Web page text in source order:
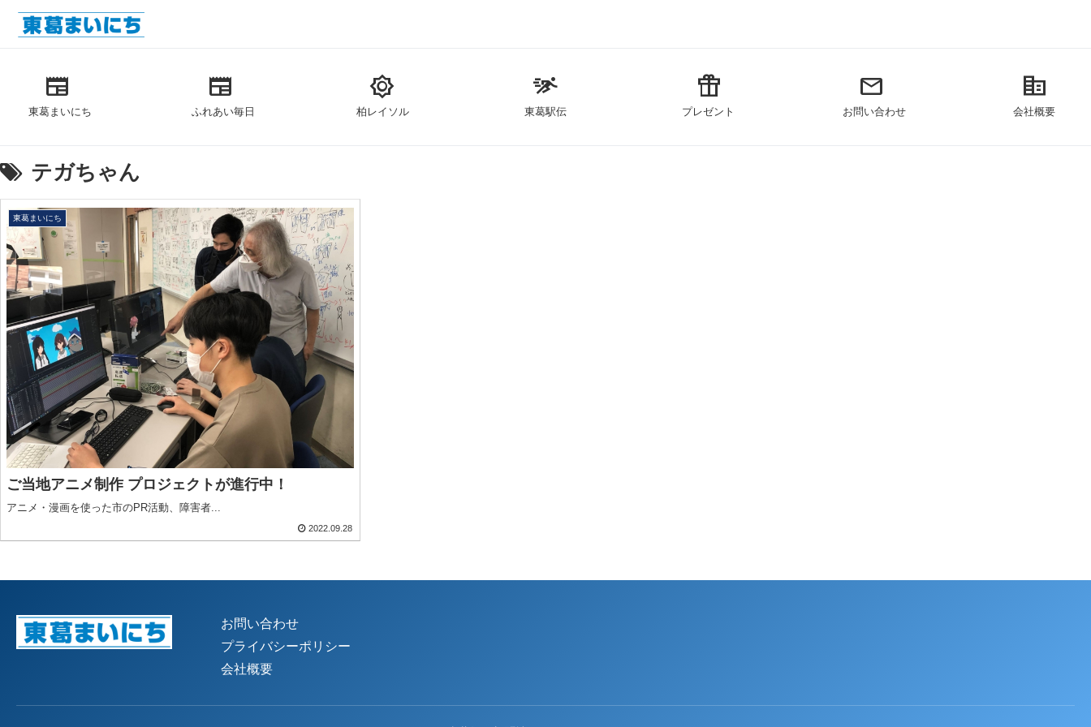
newspaper
東葛まいにち
newspaper
ふれあい毎日
brightness_5
柏レイソル
sprint
東葛駅伝
featured_seasonal_and_gifts
プレゼント
mail
お問い合わせ
corporate_fare
会社概要
テガちゃん
東葛まいにち
ご当地アニメ制作 プロジェクトが進行中！
アニメ・漫画を使った市のPR活動、障害者...
2022.09.28
お問い合わせ
プライバシーポリシー
会社概要